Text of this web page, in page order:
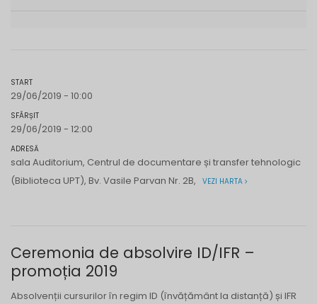
START
29/06/2019 - 10:00
SFÂRȘIT
29/06/2019 - 12:00
ADRESĂ
sala Auditorium, Centrul de documentare și transfer tehnologic
(Biblioteca UPT), Bv. Vasile Parvan Nr. 2B,
VEZI HARTA
Ceremonia de absolvire ID/IFR –
promoția 2019
Absolvenții cursurilor în regim ID (învățământ la distanță) și IFR